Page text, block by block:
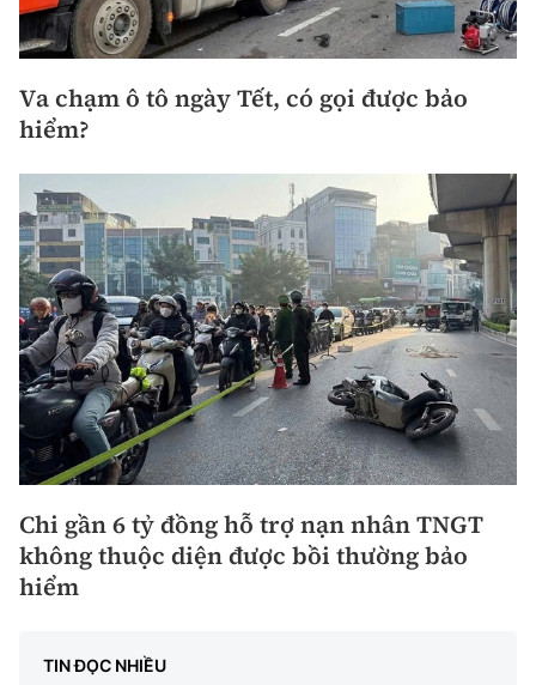
Va chạm ô tô ngày Tết, có gọi được bảo
hiểm?
Chi gần 6 tỷ đồng hỗ trợ nạn nhân TNGT
không thuộc diện được bồi thường bảo
hiểm
TIN ĐỌC NHIỀU